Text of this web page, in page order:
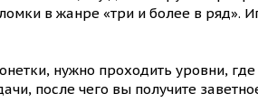
в жанре «три и более в ряд».
нужно проходить уровни,
после чего вы получите